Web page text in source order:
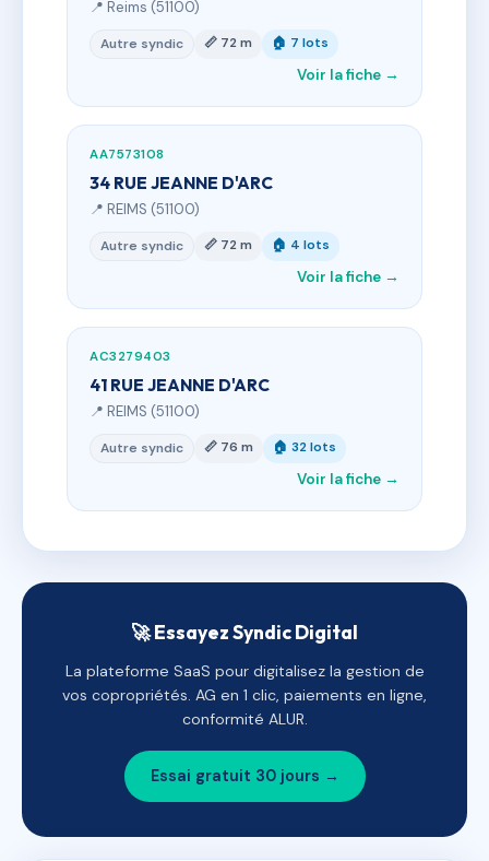
📍 Reims (51100)
Autre syndic 📏 72 m 🏠 7 lots
Voir la fiche →
AA7573108
34 RUE JEANNE D'ARC
📍 REIMS (51100)
Autre syndic 📏 72 m 🏠 4 lots
Voir la fiche →
AC3279403
41 RUE JEANNE D'ARC
📍 REIMS (51100)
Autre syndic 📏 76 m 🏠 32 lots
Voir la fiche →
🚀 Essayez Syndic Digital
La plateforme SaaS pour digitalisez la gestion de
vos copropriétés. AG en 1 clic, paiements en ligne,
conformité ALUR.
Essai gratuit 30 jours →